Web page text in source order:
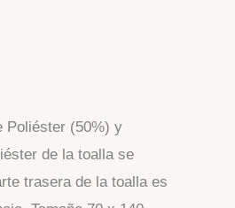
Poliéster (50%) y
de la toalla se
trasera de la toalla es